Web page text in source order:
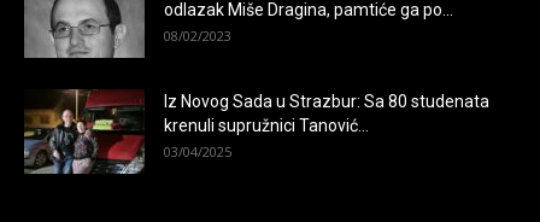
odlazak Miše Dragina, pamtiće ga po...
08/02/2023
Iz Novog Sada u Strazbur: Sa 80 studenata
krenuli supružnici Tanović...
03/04/2025